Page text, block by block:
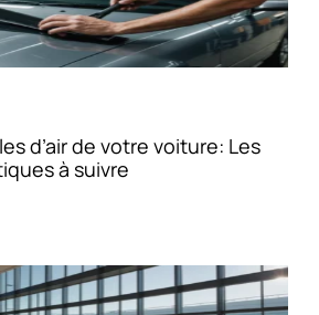
d’air de votre voiture: Les
à suivre